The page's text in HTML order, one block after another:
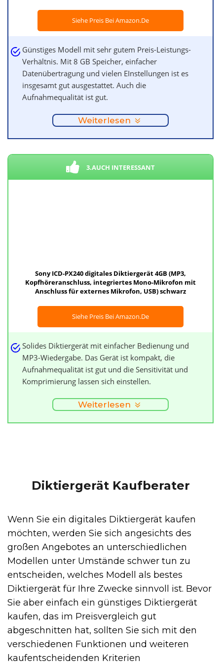
Siehe Preis Bei Amazon.de
Günstiges Modell mit sehr gutem Preis-Leistungs-
Verhältnis. Mit 8 GB Speicher, einfacher
Datenübertragung und vielen EInstellungen ist es
insgesamt gut ausgestattet. Auch die
Aufnahmequalität ist gut.
Weiterlesen
3.AUCH INTERESSANT
Sony ICD-PX240 digitales Diktiergerät 4GB (MP3,
Kopfhöreranschluss, integriertes Mono-Mikrofon mit
Anschluss für externes Mikrofon, USB) schwarz
Siehe Preis Bei Amazon.de
Solides Diktiergerät mit einfacher Bedienung und
MP3-Wiedergabe. Das Gerät ist kompakt, die
Aufnahmequalität ist gut und die Sensitivität und
Komprimierung lassen sich einstellen.
Weiterlesen
Diktiergerät Kaufberater
Wenn Sie ein digitales Diktiergerät kaufen
möchten, werden Sie sich angesichts des
großen Angebotes an unterschiedlichen
Modellen unter Umstände schwer tun zu
entscheiden, welches Modell als bestes
Diktiergerät für Ihre Zwecke sinnvoll ist. Bevor
Sie aber einfach ein günstiges Diktiergerät
kaufen, das im Preisvergleich gut
abgeschnitten hat, sollten Sie sich mit den
verschiedenen Funktionen und weiteren
kaufentscheidenden Kriterien